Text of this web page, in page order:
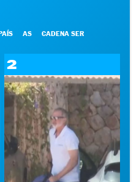
AS CADENA SER
2